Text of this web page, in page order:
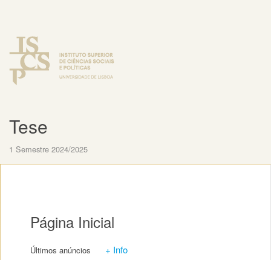
Tese
1 Semestre 2024/2025
Página Inicial
Últimos anúncios + Info